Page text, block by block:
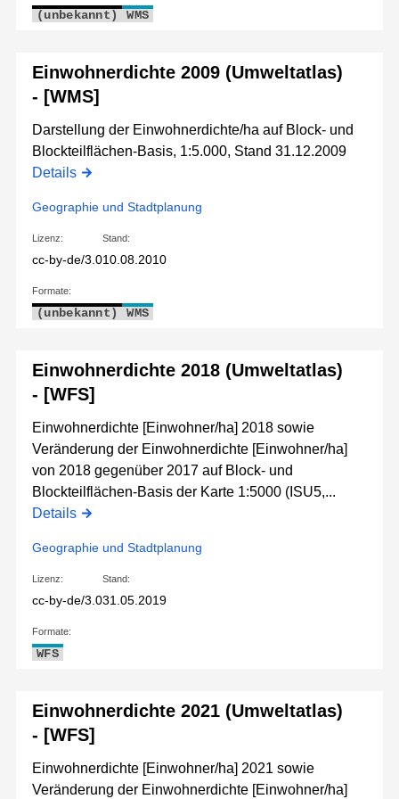
(unbekannt) WMS
Einwohnerdichte 2009 (Umweltatlas)
- [WMS]
Darstellung der Einwohnerdichte/ha auf Block- und
Blockteilflächen-Basis, 1:5.000, Stand 31.12.2009
Details
Geographie und Stadtplanung
Lizenz:
cc-by-de/3.0
Stand:
10.08.2010
Formate:
(unbekannt) WMS
Einwohnerdichte 2018 (Umweltatlas)
- [WFS]
Einwohnerdichte [Einwohner/ha] 2018 sowie
Veränderung der Einwohnerdichte [Einwohner/ha]
von 2018 gegenüber 2017 auf Block- und
Blockteilflächen-Basis der Karte 1:5000 (ISU5,...
Details
Geographie und Stadtplanung
Lizenz:
cc-by-de/3.0
Stand:
31.05.2019
Formate:
WFS
Einwohnerdichte 2021 (Umweltatlas)
- [WFS]
Einwohnerdichte [Einwohner/ha] 2021 sowie
Veränderung der Einwohnerdichte [Einwohner/ha]